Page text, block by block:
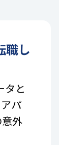
職し
タと
パ
外